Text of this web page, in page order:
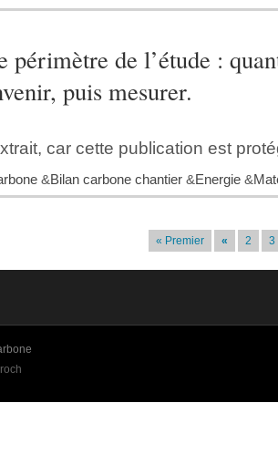
périmètre de l’étude :
puis mesurer.
car cette publication est
&Bilan carbone chantier &Energie &
« Premier « 2 3